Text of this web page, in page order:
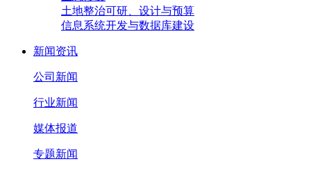
土地整治可研、设计与预算
信息系统开发与数据库建设
新闻资讯
公司新闻
行业新闻
媒体报道
专题新闻